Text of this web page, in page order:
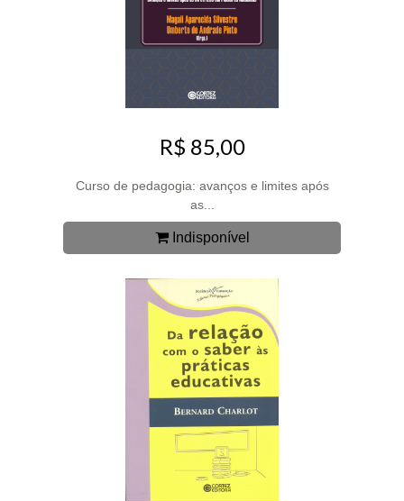
R$ 85,00
Curso de pedagogia: avanços e limites após
as...
Indisponível